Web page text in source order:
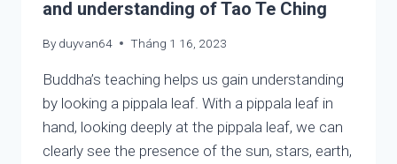
and understanding of Tao Te Ching
By duyvan64 Tháng 1 16, 2023
Buddha’s teaching helps us gain understanding
by looking a pippala leaf. With a pippala leaf in
hand, looking deeply at the pippala leaf, we can
clearly see the presence of the sun, stars, earth,